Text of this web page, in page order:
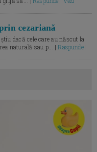
cezariană
dacă cele care au născut la
naturală sau p... |Raspunde |